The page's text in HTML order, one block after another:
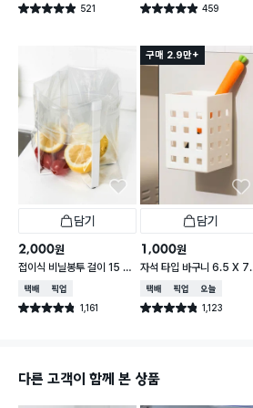
별점 4.9점 521
건 작성 별점 4.9점 459
건 작성
담기
2,000원
접이식 비닐봉투 걸이 15 X
16.5 cm
택배배송매장픽업
별점 4.8점 1,161
건 작성
구매 2.9만+
담기
1,000원
자석 타입 바구니 6.5 X 7.
5 X 10 cm
택배배송매장픽업오늘배송
별점 4.8점 1,123
건 작성
다른 고객이 함께 본 상품